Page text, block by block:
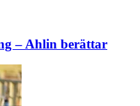
– Ahlin berättar